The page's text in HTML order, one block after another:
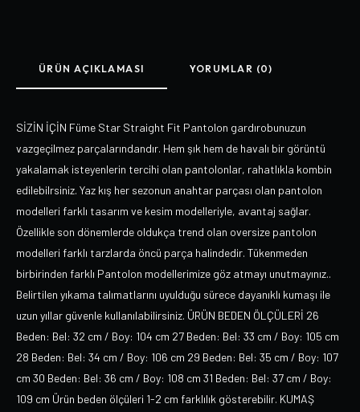
ÜRÜN AÇIKLAMASI YORUMLAR (0)
SİZİN İÇİN Füme Star Straight Fit Pantolon gardırobunuzun
vazgeçilmez parçalarındandır. Hem şık hem de havalı bir görüntü
yakalamak isteyenlerin tercihi olan pantolonlar, rahatlıkla kombin
edilebilrsiniz. Yaz kış her sezonun anahtar parçası olan pantolon
modelleri farklı tasarım ve kesim modelleriyle, avantaj sağlar.
Özellikle son dönemlerde oldukça trend olan oversize pantolon
modelleri farklı tarzlarda öncü parça halindedir. Tükenmeden
birbirinden farklı Pantolon modellerimize göz atmayı unutmayınız..
Belirtilen yıkama talımatlarını uyulduğu sürece dayanıklı kumaşı ile
uzun yıllar güvenle kullanılabilirsiniz. ÜRÜN BEDEN ÖLÇÜLERİ 26
Beden: Bel: 32 cm / Boy: 104 cm 27 Beden: Bel: 33 cm / Boy: 105 cm
28 Beden: Bel: 34 cm / Boy: 106 cm 29 Beden: Bel: 35 cm / Boy: 107
cm 30 Beden: Bel: 36 cm / Boy: 108 cm 31 Beden: Bel: 37 cm / Boy:
109 cm Ürün beden ölçüleri 1-2 cm farklılık gösterebilir. KUMAŞ